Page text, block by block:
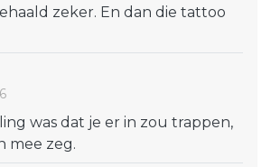
zeker. En dan die tattoo
was dat je er in zou trappen,
mee zeg.